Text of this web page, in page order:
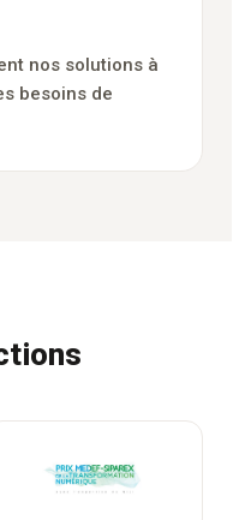
nos solutions à
besoins de